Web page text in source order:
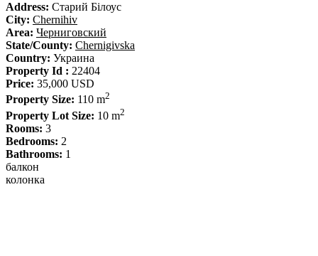
Address: Старий Білоус
City: Chernihiv
Area: Черниговский
State/County: Chernigivska
Country: Украина
Property Id : 22404
Price: 35,000 USD
Property Size: 110 m2
Property Lot Size: 10 m2
Rooms: 3
Bedrooms: 2
Bathrooms: 1
балкон
колонка